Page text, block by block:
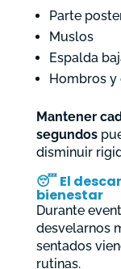
Parte
Muslos
Espalda
Hombros y
Mantener
segundos
disminuir
😴El
bienestar
Durante
desvelarnos
sentados
rutinas.